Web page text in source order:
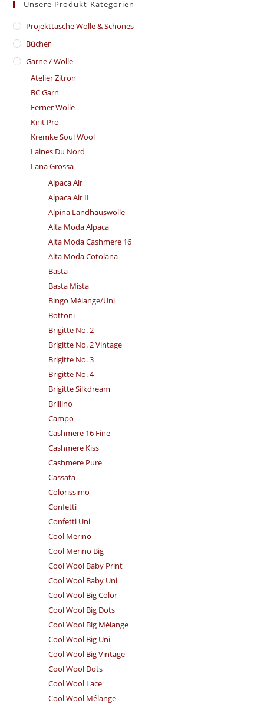
Unsere Produkt-Kategorien
​Projekttasche Wolle & Schönes
Bücher
Garne / Wolle
Atelier Zitron
BC Garn
Ferner Wolle
Knit Pro
Kremke Soul Wool
Laines Du Nord
Lana Grossa
Alpaca Air
Alpaca Air II
Alpina Landhauswolle
Alta Moda Alpaca
Alta Moda Cashmere 16
Alta Moda Cotolana
Basta
Basta Mista
Bingo Mélange/​Uni
Bottoni
Brigitte No. 2
Brigitte No. 2 Vintage
Brigitte No. 3
Brigitte No. 4
Brigitte Silkdream
Brillino
Campo
Cashmere 16 Fine
Cashmere Kiss
Cashmere Pure
Cassata
Colorissimo
Confetti
Confetti Uni
Cool Merino
Cool Merino Big
Cool Wool Baby Print
Cool Wool Baby Uni
Cool Wool Big Color
Cool Wool Big Dots
Cool Wool Big Mélange
Cool Wool Big Uni
Cool Wool Big Vintage
Cool Wool Dots
Cool Wool Lace
Cool Wool Mélange